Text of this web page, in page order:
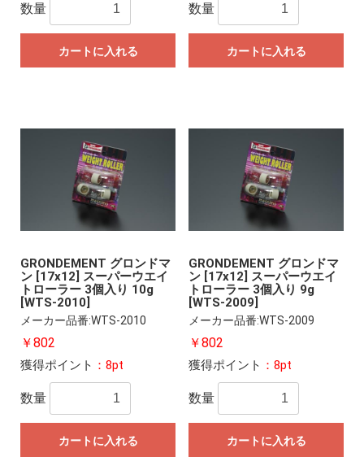
数量
カートに入れる
数量
カートに入れる
GRONDEMENT グロンドマ
ン [17x12] スーパーウエイ
トローラー 3個入り 10g
[WTS-2010]
メーカー品番:WTS-2010
￥802
獲得ポイント ：8pt
数量
カートに入れる
GRONDEMENT グロンドマ
ン [17x12] スーパーウエイ
トローラー 3個入り 9g
[WTS-2009]
メーカー品番:WTS-2009
￥802
獲得ポイント ：8pt
数量
カートに入れる